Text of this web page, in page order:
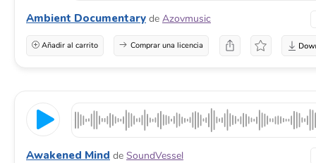
Ambient Documentary de Azovmusic
Añadir al carrito Comprar una licencia
Awakened Mind de SoundVessel